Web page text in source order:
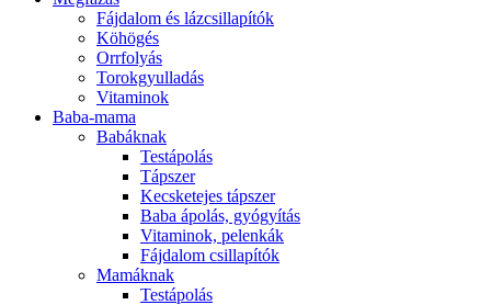
Fájdalom és lázcsillapítók
Köhögés
Orrfolyás
Torokgyulladás
Vitaminok
Baba-mama
Babáknak
Testápolás
Tápszer
Kecsketejes tápszer
Baba ápolás, gyógyítás
Vitaminok, pelenkák
Fájdalom csillapítók
Mamáknak
Testápolás